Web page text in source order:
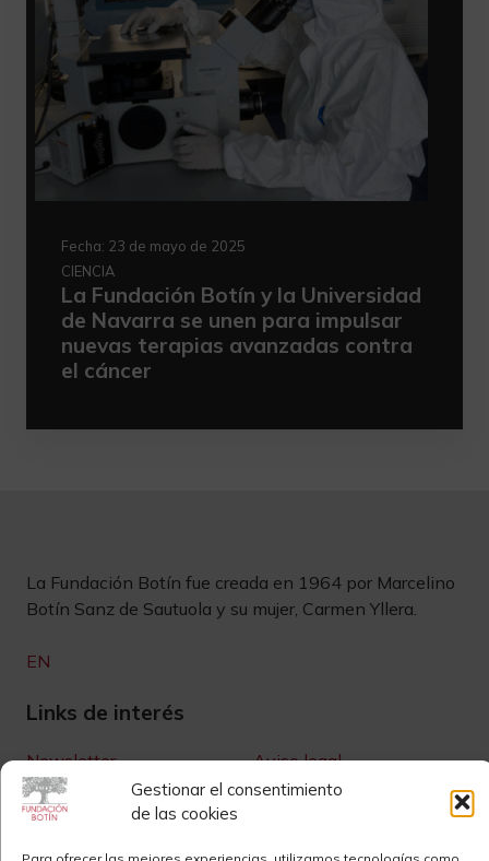
Gestionar el consentimiento
de las cookies
Fecha: 23 de mayo de 2025
CIENCIA
La Fundación Botín y la Universidad
de Navarra se unen para impulsar
nuevas terapias avanzadas contra
el cáncer
La Fundación Botín fue creada en 1964 por Marcelino
Botín Sanz de Sautuola y su mujer, Carmen Yllera.
EN
Links de interés
Newsletter
Contacto
Aviso legal